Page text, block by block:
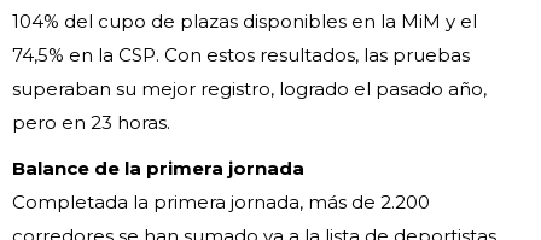
104% del cupo de plazas disponibles en la MiM y el
74,5% en la CSP. Con estos resultados, las pruebas
superaban su mejor registro, logrado el pasado año,
pero en 23 horas.
Balance de la primera jornada
Completada la primera jornada, más de 2.200